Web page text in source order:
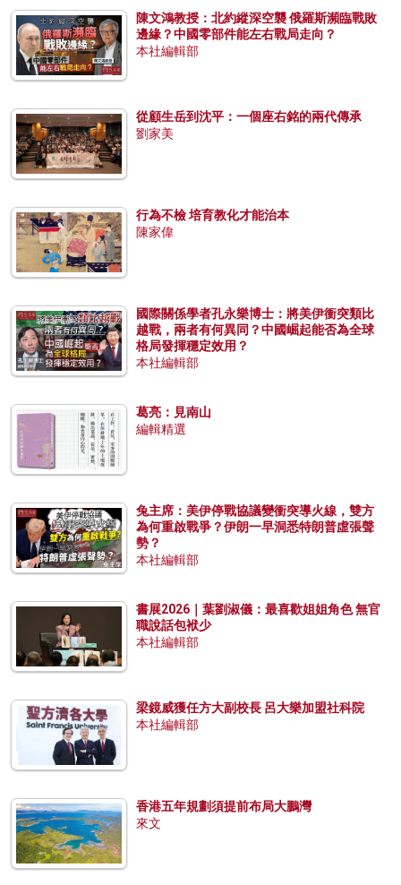
陳文鴻教授：北約縱深空襲 俄羅斯瀕臨戰敗
邊緣？中國零部件能左右戰局走向？
本社編輯部
從顧生岳到沈平：一個座右銘的兩代傳承
劉家美
行為不檢 培育教化才能治本
陳家偉
國際關係學者孔永樂博士：將美伊衝突類比
越戰，兩者有何異同？中國崛起能否為全球
格局發揮穩定效用？
本社編輯部
葛亮：見南山
編輯精選
兔主席：美伊停戰協議變衝突導火線，雙方
為何重啟戰爭？伊朗一早洞悉特朗普虛張聲
勢？
本社編輯部
書展2026｜葉劉淑儀：最喜歡姐姐角色 無官
職說話包袱少
本社編輯部
梁鏡威獲任方大副校長 呂大樂加盟社科院
本社編輯部
香港五年規劃須提前布局大鵬灣
來文